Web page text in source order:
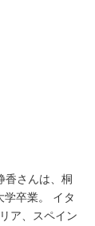
さんは、桐
卒業。 イタ
ア、スペイン